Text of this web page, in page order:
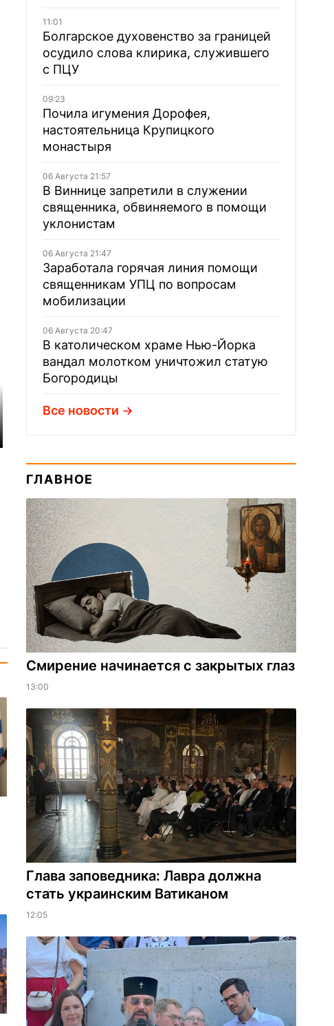
11:01
Болгарское духовенство за границей
осудило слова клирика, служившего
с ПЦУ
09:23
Почила игумения Дорофея,
настоятельница Крупицкого
монастыря
06 Августа 21:57
В Виннице запретили в служении
священника, обвиняемого в помощи
уклонистам
06 Августа 21:47
Заработала горячая линия помощи
священникам УПЦ по вопросам
мобилизации
06 Августа 20:47
В католическом храме Нью-Йорка
вандал молотком уничтожил статую
Богородицы
Все новости
ГЛАВНОЕ
Смирение начинается с закрытых глаз
13:00
Глава заповедника: Лавра должна
стать украинским Ватиканом
12:05